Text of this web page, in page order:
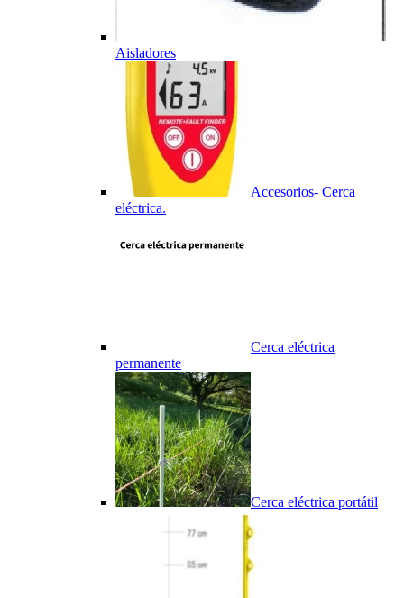
Aisladores
Accesorios- Cerca
eléctrica.
Cerca eléctrica
permanente
Cerca eléctrica portátil